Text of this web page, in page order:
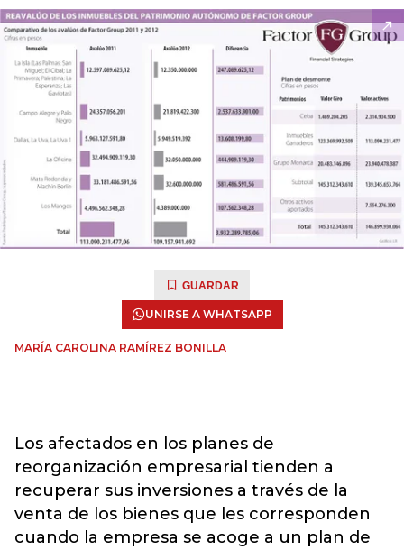
GUARDAR
UNIRSE A WHATSAPP
MARÍA CAROLINA RAMÍREZ BONILLA
Los afectados en los planes de
reorganización empresarial tienden a
recuperar sus inversiones a través de la
venta de los bienes que les corresponden
cuando la empresa se acoge a un plan de